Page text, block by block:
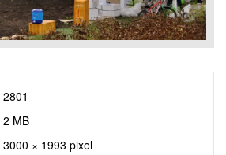
2801
2 MB
3000 × 1993 pixel